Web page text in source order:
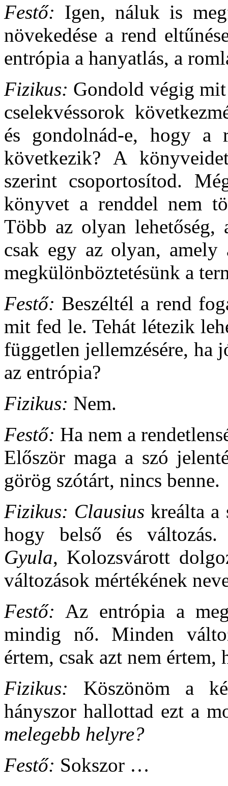
Festő: Igen, náluk is
növekedése a rend
entrópia a hanyatlás, a
Fizikus: Gondold végig
cselekvéssorok
és gondolnád-e, hogy a
következik? A
szerint csoportosítod.
könyvet a renddel nem
Több az olyan lehetőség,
csak egy az olyan, amely
megkülönböztetésünk a
Festő: Beszéltél a rend
mit fed le. Tehát létezik
független jellemzésére, ha
az entrópia?
Fizikus: Nem.
Festő: Ha nem a
Először maga a szó
görög szótárt, nincs benne.
Fizikus: Clausius kreálta a
hogy belső és
Gyula, Kolozsvárott
változások mértékének
Festő: Az entrópia a
mindig nő. Minden
értem, csak azt nem
Fizikus: Köszönöm a
hányszor hallottad ezt a
melegebb helyre?
Festő: Sokszor …